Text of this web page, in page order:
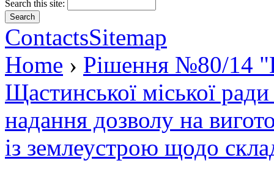
Search this site:
ContactsSitemap
Home › Рішення №80/14
Щастинської міської
надання дозволу на
із землеустрою щодо